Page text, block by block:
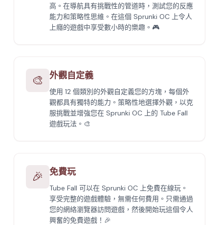
高。在導航具有挑戰性的管道時，測試您的反應
能力和策略性思維。在這個 Sprunki OC 上令人
上癮的遊戲中享受數小時的樂趣。🎮
🎨 外觀自定義
使用 12 個類別的外觀自定義您的方塊，每個外
觀都具有獨特的能力。策略性地選擇外觀，以克
服挑戰並增強您在 Sprunki OC 上的 Tube Fall
遊戲玩法。🎨
🎉 免費玩
Tube Fall 可以在 Sprunki OC 上免費在線玩。
享受完整的遊戲體驗，無需任何費用。只需通過
您的網絡瀏覽器訪問遊戲，然後開始玩這個令人
興奮的免費遊戲！🎉